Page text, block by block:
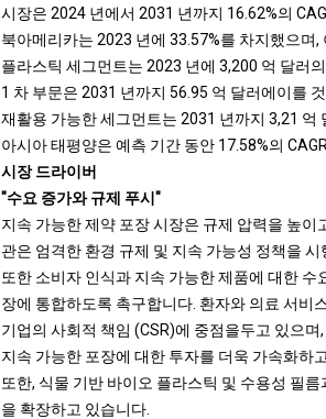
시장은 2024 년에서 2031 년까지 16.62%의
북아메리카는 2023 년에 33.57%를 차지했으며,
플라스틱 세그먼트는 2023 년에 3,200 억 달러
1 차 부문은 2031 년까지 56.95 억 달러에이를
재활용 가능한 세그먼트는 2031 년까지 3,21 억
아시아 태평양은 예측 기간 동안 17.58%의
시장 드라이버
"수요 증가와 규제 푸시"
지속 가능한 제약 포장 시장은 규제 압력을 높
관은 엄격한 환경 규제 및 지속 가능성 정책을
또한 소비자 인식과 지속 가능한 제품에 대한
장에 통합하도록 촉구합니다. 환자와 의료 서비
기업의 사회적 책임 (CSR)에 중점을두고 있으
지속 가능한 포장에 대한 투자를 더욱 가속화하
또한, 식물 기반 바이오 플라스틱 및 수용성 필
을 확장하고 있습니다.